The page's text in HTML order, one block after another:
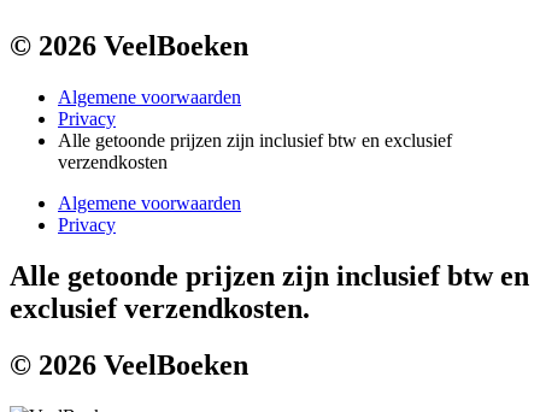
© 2026 VeelBoeken
Algemene voorwaarden
Privacy
Alle getoonde prijzen zijn inclusief btw en exclusief
verzendkosten
Algemene voorwaarden
Privacy
Alle getoonde prijzen zijn inclusief btw en
exclusief verzendkosten.
© 2026 VeelBoeken